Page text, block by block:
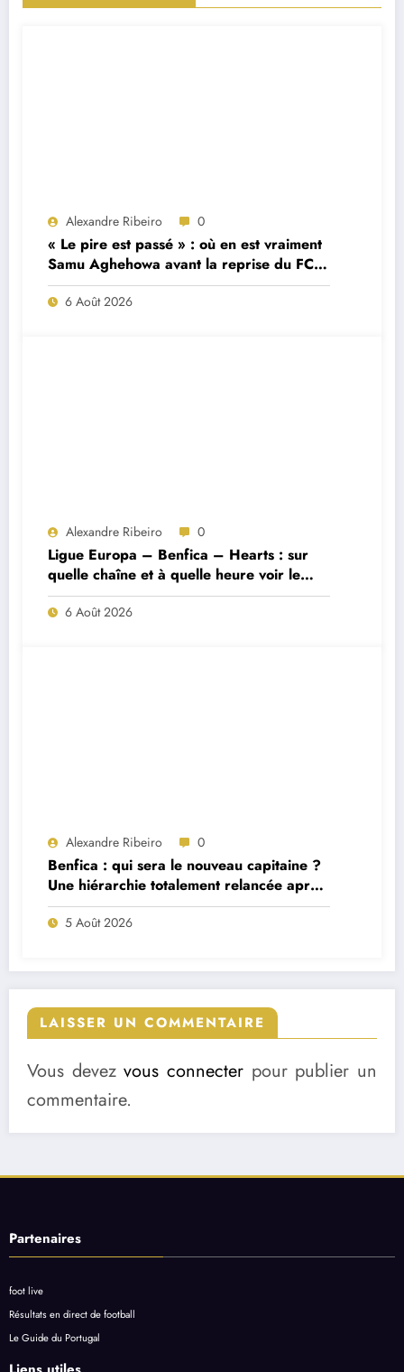
Alexandre Ribeiro 0
« Le pire est passé » : où en est vraiment
Samu Aghehowa avant la reprise du FC
Porto ?
6 Août 2026
Alexandre Ribeiro 0
Ligue Europa – Benfica – Hearts : sur
quelle chaîne et à quelle heure voir le
match ?
6 Août 2026
Alexandre Ribeiro 0
Benfica : qui sera le nouveau capitaine ?
Une hiérarchie totalement relancée après
deux départs majeurs
5 Août 2026
LAISSER UN COMMENTAIRE
Vous devezvous connecter pour publier un
commentaire.
Partenaires
foot live
Résultats en direct de football
Le Guide du Portugal